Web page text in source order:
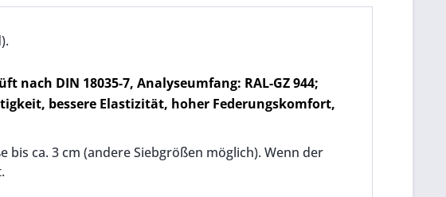
DIN 18035-7, Analyseumfang: RAL-GZ 944;
bessere Elastizität, hoher Federungskomfort,
ca. 3 cm (andere Siebgrößen möglich). Wenn der